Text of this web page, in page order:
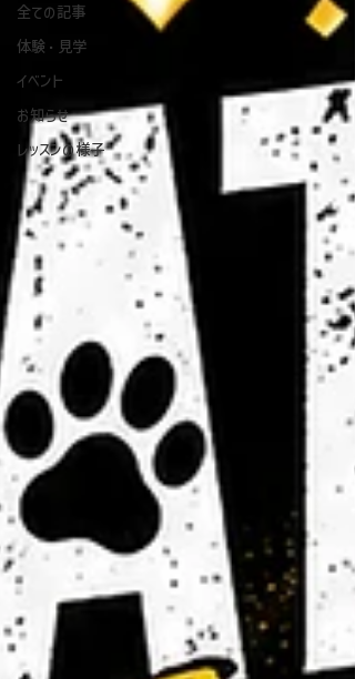
全ての記事
体験・見学
イベント
お知らせ
レッスンの様子